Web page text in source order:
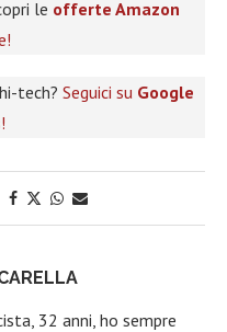
le offerte Amazon
tech? Seguici su Google
!
32 anni, ho sempre